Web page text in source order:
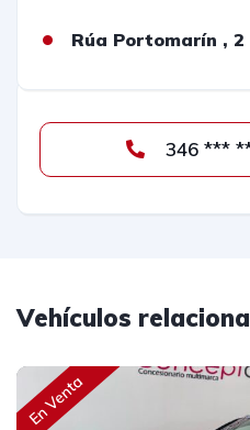
Rúa Portomarín ,
Vehículos
En Venta